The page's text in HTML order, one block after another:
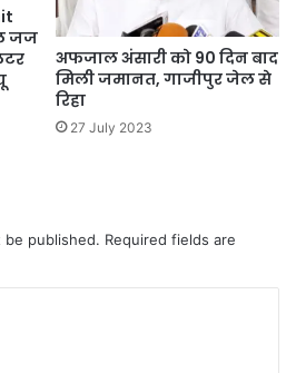
जज
अफजाल अंसारी को 90 दिन बाद
मिली जमानत, गाजीपुर जेल से
रिहा
27 July 2023
be published. Required fields are